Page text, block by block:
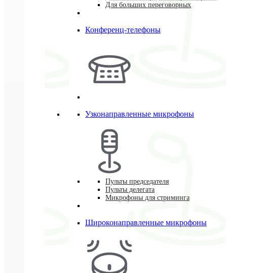
Для больших переговорных
Конференц-телефоны
Узконаправленные микрофоны
Пульты председателя
Пульты делегата
Микрофоны для стриминга
Широконаправленные микрофоны